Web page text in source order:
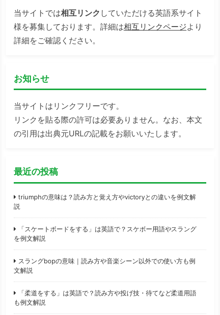
当サイトでは相互リンク していただける英語系サイト
様を募集しております。詳細は相互リンクページより
詳細をご確認ください。
お知らせ
当サイトはリンクフリーです。
リンクを貼る際の許可は必要ありません。なお、本文
の引用は出典元URLの記載をお願いいたします。
最近の投稿
triumphの意味は？読み方と覚え方やvictoryとの違いを例文解
説
「スケートボードをする」は英語で？スケボー用語やスラング
を例文解説
スラングbopの意味｜読み方や音楽シーン以外での使い方も例
文解説
「柔道をする」は英語で？読み方や投げ技・待てなど柔道用語
も例文解説